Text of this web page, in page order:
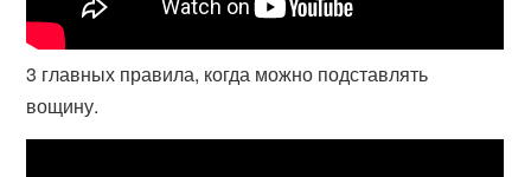
3 главных правила, когда можно подставлять
вощину.